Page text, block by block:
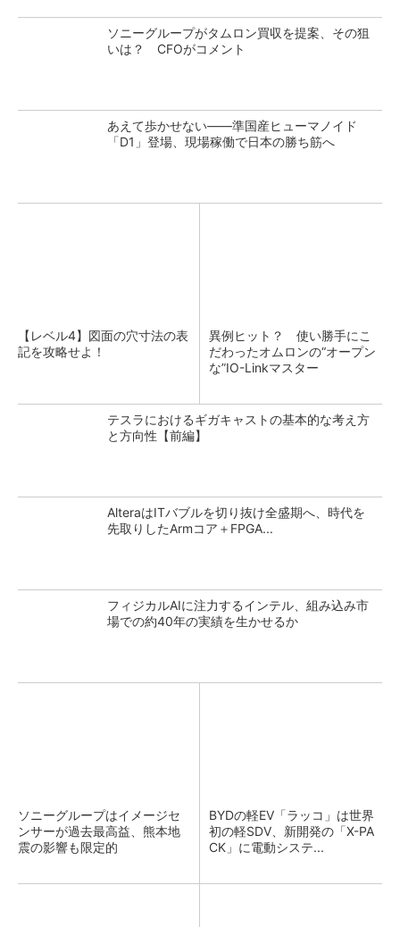
ソニーグループがタムロン買収を提案、その狙
いは？ CFOがコメント
あえて歩かせない――準国産ヒューマノイド
「D1」登場、現場稼働で日本の勝ち筋へ
【レベル4】図面の穴寸法の表
記を攻略せよ！
異例ヒット？ 使い勝手にこ
だわったオムロンの“オープン
な”IO-Linkマスター
テスラにおけるギガキャストの基本的な考え方
と方向性【前編】
AlteraはITバブルを切り抜け全盛期へ、時代を
先取りしたArmコア＋FPGA...
フィジカルAIに注力するインテル、組み込み市
場での約40年の実績を生かせるか
ソニーグループはイメージセ
ンサーが過去最高益、熊本地
震の影響も限定的
BYDの軽EV「ラッコ」は世界
初の軽SDV、新開発の「X-PA
CK」に電動システ...